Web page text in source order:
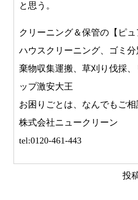
と思う。
クリーニング＆保管の【ピュ
ハウスクリーニング、ゴミ
棄物収集運搬、草刈り伐採、
ップ激安大王
お困りごとは、なんでもご相
株式会社ニュークリーン
tel:0120-461-443
投